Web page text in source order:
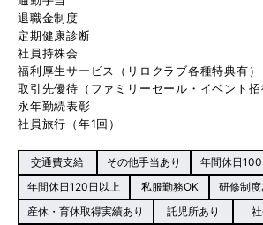
退職金制度
定期健康診断
社員持株会
福利厚生サービス（リロクラブ各種特典有）
取引先優待（ファミリーセール・イベント招
永年勤続表彰
社員旅行（年1回）
交通費支給 その他手当あり
年間休日
年間休日120日以上
私服勤務OK
研修制度
産休・育休取得実績あり
託児所あり